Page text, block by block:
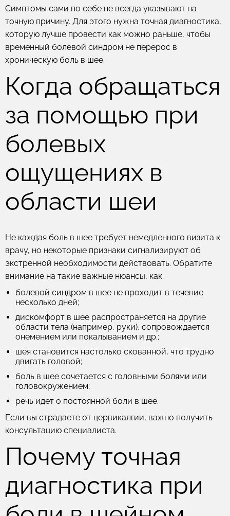
Симптомы сами по себе не всегда указывают на
точную причину. Для этого нужна точная диагностика,
которую лучше провести как можно раньше, чтобы
временный болевой синдром не перерос в
хроническую боль в шее.
Когда обращаться
за помощью при
болевых
ощущениях в
области шеи
Не каждая боль в шее требует немедленного визита к
врачу, но некоторые признаки сигнализируют об
экстренной необходимости действовать. Обратите
внимание на такие важные нюансы, как:
болевой синдром в шее не проходит в течение
несколько дней;
дискомфорт в шее распространяется на другие
области тела (например, руки), сопровождается
онемением или покалыванием и др.;
шея становится настолько скованной, что трудно
двигать головой;
боль в шее сочетается с головными болями или
головокружением;
речь идет о постоянной боли в шее.
Если вы страдаете от цервикалгии, важно получить
консультацию специалиста.
Почему точная
диагностика при